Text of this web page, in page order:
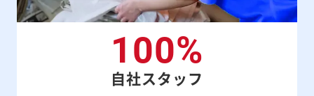
100%
自社スタッフ